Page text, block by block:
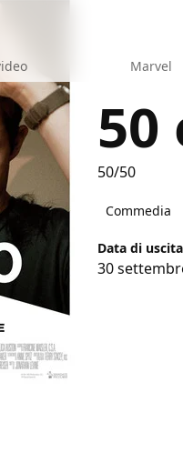
Marvel
50
50/50
Commedia
Data di uscita
30